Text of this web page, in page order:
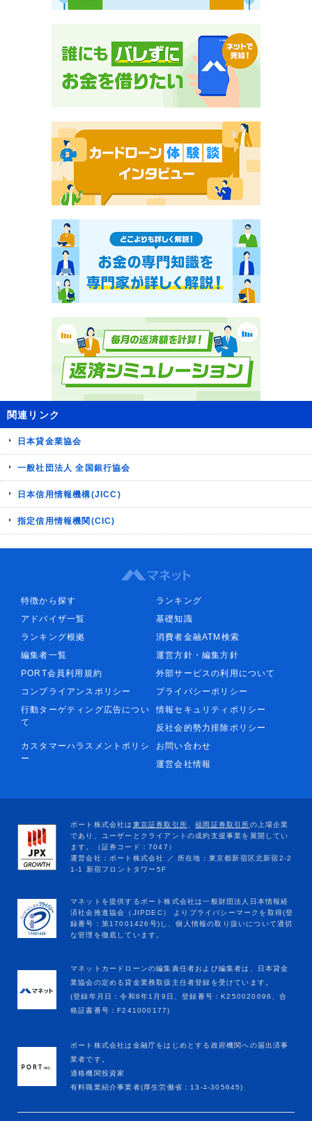
関連リンク
日本貸金業協会
一般社団法人 全国銀行協会
日本信用情報機構(JICC)
指定信用情報機関(CIC)
特徴から探す
ランキング
アドバイザ一覧
基礎知識
ランキング根拠
消費者金融ATM検索
編集者一覧
運営方針・編集方針
PORT会員利用規約
外部サービスの利用について
コンプライアンスポリシー
プライバシーポリシー
行動ターゲティング広告につい
て
情報セキュリティポリシー
反社会的勢力排除ポリシー
カスタマーハラスメントポリシ
ー
お問い合わせ
運営会社情報
マネットカードローンの編集責任者および編集者は、日本貸金
業協会の定める貸金業務取扱主任者登録を受けています。
(登録年月日：令和8年1月9日、登録番号：K250020096、合
格証書番号：F241000177)
ポート株式会社は金融庁をはじめとする政府機関への届出済事
業者です。
適格機関投資家
有料職業紹介事業者(厚生労働省：13-ﾕ-305645)